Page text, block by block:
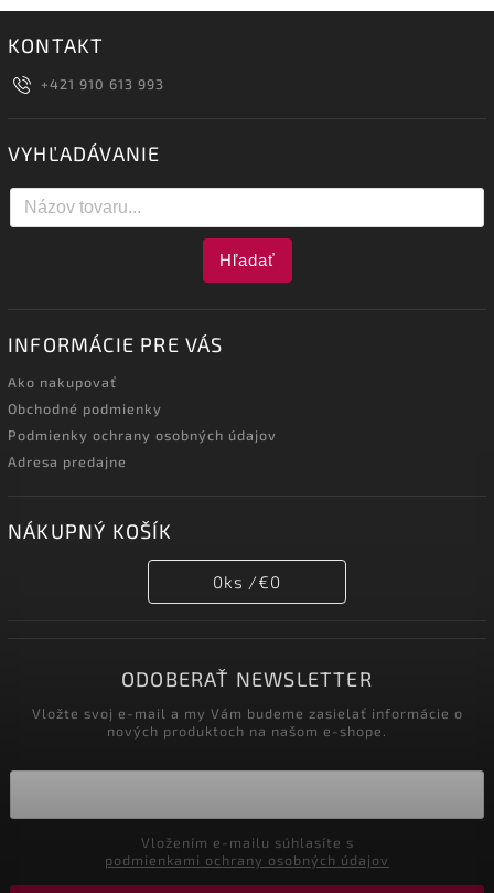
KONTAKT
+421 910 613 993
VYHĽADÁVANIE
Hľadať
INFORMÁCIE PRE VÁS
Ako nakupovať
Obchodné podmienky
Podmienky ochrany osobných údajov
Adresa predajne
NÁKUPNÝ KOŠÍK
0ks /€0
ODOBERAŤ NEWSLETTER
Vložte svoj e-mail a my Vám budeme zasielať informácie o
nových produktoch na našom e-shope.
podmienkami ochrany osobných údajov